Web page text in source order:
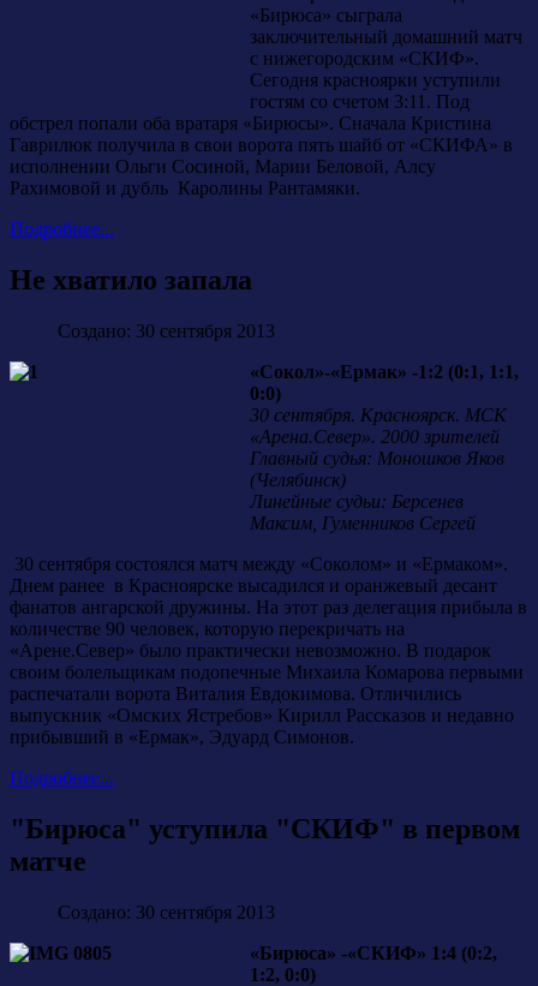
«Бирюса» сыграла
заключительный домашний матч
с нижегородским «СКИФ».
Сегодня красноярки уступили
гостям со счетом 3:11. Под
обстрел попали оба вратаря «Бирюсы». Сначала Кристина
Гаврилюк получила в свои ворота пять шайб от «СКИФА» в
исполнении Ольги Сосиной, Марии Беловой, Алсу
Рахимовой и дубль Каролины Рантамяки.
Подробнее...
Не хватило запала
Создано: 30 сентября 2013
«Сокол»-«Ермак» -1:2 (0:1, 1:1,
0:0)
30 сентября. Красноярск. МСК
«Арена.Север». 2000 зрителей
Главный судья: Моношков Яков
(Челябинск)
Линейные судьи: Берсенев
Максим, Гуменников Сергей
30 сентября состоялся матч между «Соколом» и «Ермаком».
Днем ранее в Красноярске высадился и оранжевый десант
фанатов ангарской дружины. На этот раз делегация прибыла в
количестве 90 человек, которую перекричать на
«Арене.Север» было практически невозможно. В подарок
своим болельщикам подопечные Михаила Комарова первыми
распечатали ворота Виталия Евдокимова. Отличились
выпускник «Омских Ястребов» Кирилл Рассказов и недавно
прибывший в «Ермак», Эдуард Симонов.
Подробнее...
"Бирюса" уступила "СКИФ" в первом
матче
Создано: 30 сентября 2013
«Бирюса» -«СКИФ» 1:4 (0:2,
1:2, 0:0)